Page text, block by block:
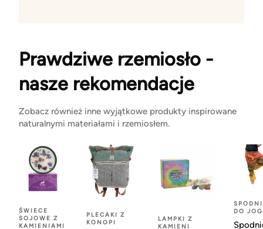
Prawdziwe rzemiosło -
nasze rekomendacje
Zobacz również inne wyjątkowe produkty inspirowane
naturalnymi materiałami i rzemiosłem.
ŚWIECE
SOJOWE Z
KAMIENIAMI
PLECAKI Z
KONOPI
LAMPKI Z
KAMIENI
DO